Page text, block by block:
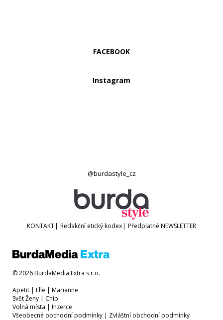
FACEBOOK
Instagram
@burdastyle_cz
KONTAKT| Redakční etický kodex| Předplatné NEWSLETTER
© 2026 BurdaMedia Extra s.r.o.
Apetit | Elle | Marianne
Svět Ženy | Chip
Volná místa | Inzerce
Všeobecné obchodní podmínky | Zvláštní obchodní podmínky